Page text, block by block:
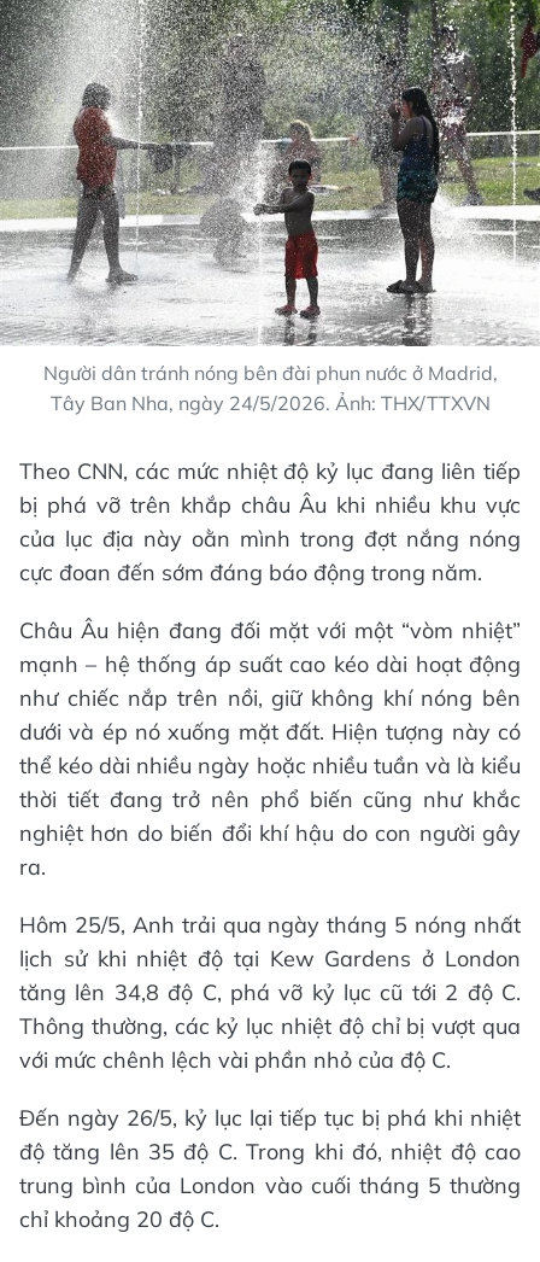
Người dân tránh nóng bên đài phun nước ở Madrid,
Tây Ban Nha, ngày 24/5/2026. Ảnh: THX/TTXVN
Theo CNN, các mức nhiệt độ kỷ lục đang liên tiếp
bị phá vỡ trên khắp châu Âu khi nhiều khu vực
của lục địa này oằn mình trong đợt nắng nóng
cực đoan đến sớm đáng báo động trong năm.
Châu Âu hiện đang đối mặt với một “vòm nhiệt”
mạnh – hệ thống áp suất cao kéo dài hoạt động
như chiếc nắp trên nồi, giữ không khí nóng bên
dưới và ép nó xuống mặt đất. Hiện tượng này có
thể kéo dài nhiều ngày hoặc nhiều tuần và là kiểu
thời tiết đang trở nên phổ biến cũng như khắc
nghiệt hơn do biến đổi khí hậu do con người gây
ra.
Hôm 25/5, Anh trải qua ngày tháng 5 nóng nhất
lịch sử khi nhiệt độ tại Kew Gardens ở London
tăng lên 34,8 độ C, phá vỡ kỷ lục cũ tới 2 độ C.
Thông thường, các kỷ lục nhiệt độ chỉ bị vượt qua
với mức chênh lệch vài phần nhỏ của độ C.
Đến ngày 26/5, kỷ lục lại tiếp tục bị phá khi nhiệt
độ tăng lên 35 độ C. Trong khi đó, nhiệt độ cao
trung bình của London vào cuối tháng 5 thường
chỉ khoảng 20 độ C.